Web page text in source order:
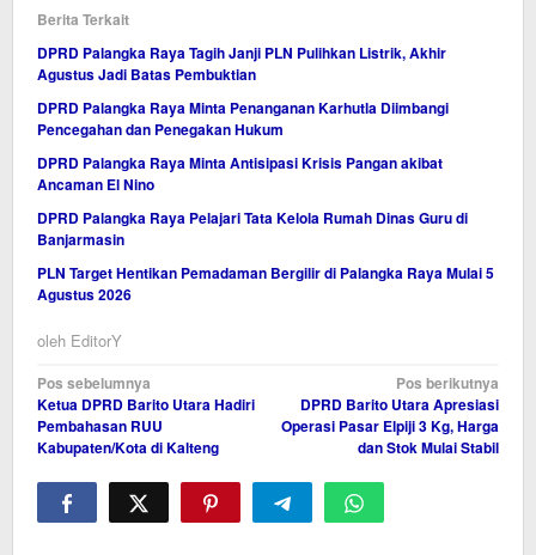
Berita Terkait
DPRD Palangka Raya Tagih Janji PLN Pulihkan Listrik, Akhir
Agustus Jadi Batas Pembuktian
DPRD Palangka Raya Minta Penanganan Karhutla Diimbangi
Pencegahan dan Penegakan Hukum
DPRD Palangka Raya Minta Antisipasi Krisis Pangan akibat
Ancaman El Nino
DPRD Palangka Raya Pelajari Tata Kelola Rumah Dinas Guru di
Banjarmasin
PLN Target Hentikan Pemadaman Bergilir di Palangka Raya Mulai 5
Agustus 2026
oleh EditorY
Navigasi
pos
Pos sebelumnya
Ketua DPRD Barito Utara Hadiri
Pembahasan RUU
Kabupaten/Kota di Kalteng
Pos berikutnya
DPRD Barito Utara Apresiasi
Operasi Pasar Elpiji 3 Kg, Harga
dan Stok Mulai Stabil